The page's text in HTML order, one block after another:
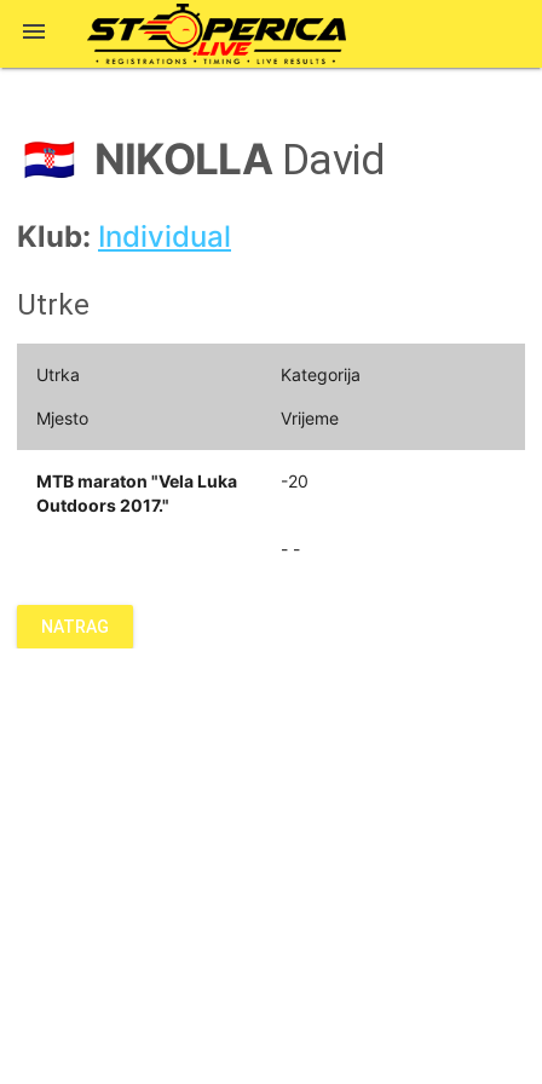

🇭🇷 NIKOLLA David
Klub: Individual
Utrke
Utrka Kategorija
Mjesto Vrijeme
MTB maraton "Vela Luka
Outdoors 2017."
-20
- -
NATRAG